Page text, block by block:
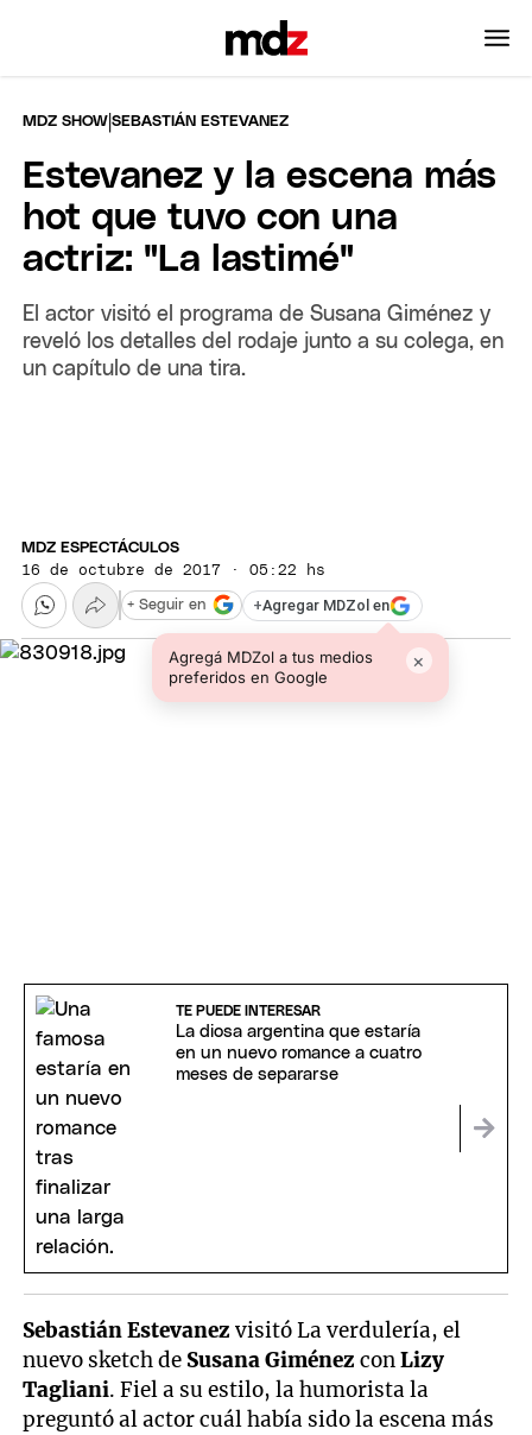
MDZ SHOW |SEBASTIÁN ESTEVANEZ
Estevanez y la escena más
hot que tuvo con una
actriz: "La lastimé"
El actor visitó el programa de Susana Giménez y
reveló los detalles del rodaje junto a su colega, en
un capítulo de una tira.
MDZ ESPECTÁCULOS
16 de octubre de 2017 · 05:22 hs
+Agregar MDZol en
Agregá MDZol a tus medios
preferidos en Google
×
+ Seguir en
TE PUEDE INTERESAR
La diosa argentina que estaría
en un nuevo romance a cuatro
meses de separarse
Sebastián Estevanez visitó La verdulería, el
nuevo sketch de Susana GiménezconLizy
Tagliani. Fiel a su estilo, la humorista la
preguntó al actor cuál había sido la escena más